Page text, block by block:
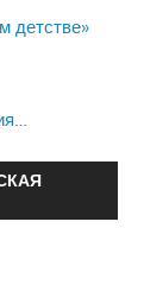
детстве»